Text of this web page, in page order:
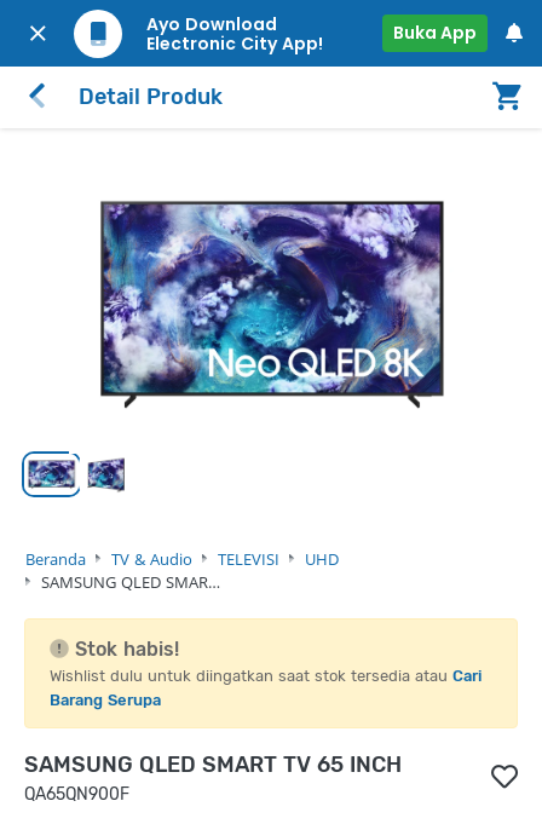
Ayo Download
Electronic City App!
Buka App
Detail Produk
Beranda TV & Audio TELEVISI
UHD
SAMSUNG QLED SMAR…
Stok habis!
Wishlist dulu untuk diingatkan saat stok tersedia atau Cari
Barang Serupa
SAMSUNG QLED SMART TV 65 INCH
QA65QN900F